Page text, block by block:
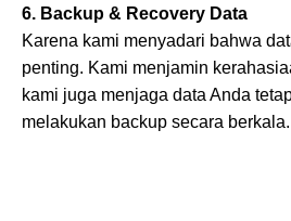
6. Backup & Recovery Data
Karena kami menyadari bahwa
penting. Kami menjamin
kami juga menjaga data Anda
melakukan backup secara berkala.